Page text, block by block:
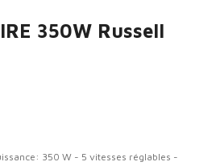
350W Russell
350 W - 5 vitesses réglables -